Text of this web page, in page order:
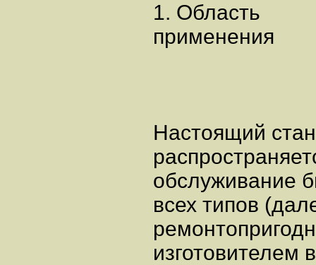
1. Область
применения
Настоящий
обслуживание
всех типов
изготовителем